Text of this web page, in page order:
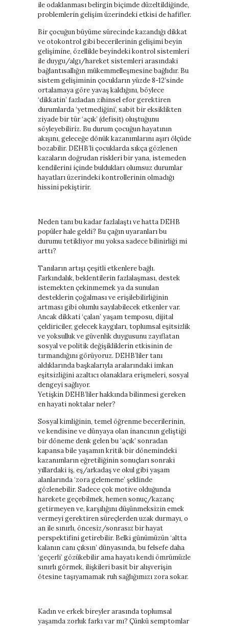
ile odaklanması belirgin biçimde düzeltildiğinde,
problemlerin gelişim üzerindeki etkisi de hafifler.
Bir çocuğun büyüme sürecinde kazandığı dikkat
ve otokontrol gibi becerilerinin gelişimi beyin
gelişimine, özellikle beyindeki kontrol sistemleri
ile duygu/algı/hareket sistemleri arasındaki
bağlantısallığın mükemmelleşmesine bağlıdır. Bu
sistem gelişiminin çocukların yüzde 8-12’sinde
ortalamaya göre yavaş kaldığını, böylece
‘dikkatin’ fazladan zihinsel efor gerektiren
durumlarda ‘yetmediğini’, sabit bir eksiklikten
ziyade bir tür ‘açık’ (defisit) oluştuğunu
söyleyebiliriz. Bu durum çocuğun hayatının
akışını, geleceğe dönük kazanımlarını aşırı ölçüde
bozabilir. DEHB’li çocuklarda sıkça gözlenen
kazaların doğrudan riskleri bir yana, istemeden
kendilerini içinde buldukları olumsuz durumlar
hayatları üzerindeki kontrollerinin olmadığı
hissini pekiştirir.
Neden tanı bu kadar fazlalaştı ve hatta DEHB
popüler hale geldi? Bu çağın uyaranları bu
durumu tetikliyor mu yoksa sadece bilinirliği mi
arttı?
Tanıların artışı çeşitli etkenlere bağlı.
Farkındalık, beklentilerin fazlalaşması, destek
istemekten çekinmemek ya da sunulan
desteklerin çoğalması ve erişilebilirliğinin
artması gibi olumlu sayılabilecek etkenler var.
Ancak dikkati ‘çalan’ yaşam temposu, dijital
çeldiriciler, gelecek kaygıları, toplumsal eşitsizlik
ve yoksulluk ve güvenlik duygusunu zayıflatan
sosyal ve politik değişikliklerin etkisinin de
tırmandığını görüyoruz. DEHB’liler tanı
aldıklarında başkalarıyla aralarındaki imkan
eşitsizliğini azaltıcı olanaklara erişmeleri, sosyal
dengeyi sağlıyor.
Yetişkin DEHB’liler hakkında bilinmesi gereken
en hayati noktalar neler?
Sosyal kimliğinin, temel öğrenme becerilerinin,
ve kendisine ve dünyaya olan inancının geliştiği
bir döneme denk gelen bu ‘açık’ sonradan
kapansa bile yaşamın kritik bir dönemindeki
kazanımların eğretiliğinin sonuçları sonraki
yıllardaki iş, eş/arkadaş ve okul gibi yaşam
alanlarında ‘zora gelememe’ şeklinde
gözlenebilir. Sadece çok motive olduğunda
harekete geçebilmek, hemen sonuç/kazanç
getirmeyen ve, karşılığını düşünmeksizin emek
vermeyi gerektiren süreçlerden uzak durmayı, o
an ile sınırlı, öncesiz/sonrasız bir hayat
perspektifini getirebilir. Belki günümüzün ‘altta
kalanın canı çıksın’ dünyasında, bu felsefe daha
‘geçerli’ gözükebilir ama hayatı kendi ömrümüzle
sınırlı görmek, ilişkileri basit bir alışverişin
ötesine taşıyamamak ruh sağlığımızı zora sokar.
Kadın ve erkek bireyler arasında toplumsal
yaşamda zorluk farkı var mı? Çünkü semptomlar